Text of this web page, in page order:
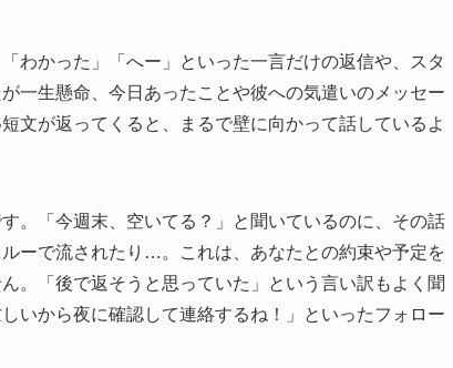
わかった」「へー」といった一言だけの返信や、スタ
一生懸命、今日あったことや彼への気遣いのメッセー
文が返ってくると、まるで壁に向かって話しているよ
。「今週末、空いてる？」と聞いているのに、その話
ーで流されたり…。これは、あなたとの約束や予定を
。「後で返そうと思っていた」という言い訳もよく聞
いから夜に確認して連絡するね！」といったフォロー